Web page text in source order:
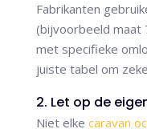
Fabrikanten
(bijvoorbeeld maat
met specifieke
juiste tabel om
2. Let op de
Niet elke caravan